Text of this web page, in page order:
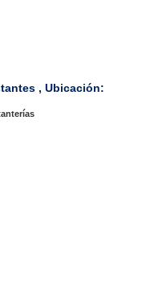
, Ubicación: